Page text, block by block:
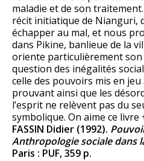
maladie et de son
récit initiatique de Nianguri,
échapper au mal, et nous
dans Pikine, banlieue de la
oriente particulièrement son
question des inégalités
celle des pouvoirs mis en
prouvant ainsi que les
l’esprit ne relèvent pas du
symbolique. On aime ce livre
FASSIN Didier (1992).
Anthropologie sociale dans
Paris : PUF, 359 p.